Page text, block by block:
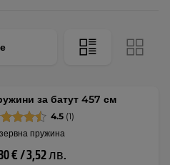
за батут 457 см
4.5 (1)
пружина
€ / 3,52 лв.